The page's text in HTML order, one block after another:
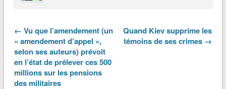
← Vu que l’amendement (un
« amendement d’appel »,
selon ses auteurs) prévoit
en l’état de prélever ces 500
millions sur les pensions
des militaires
Quand Kiev supprime les
témoins de ses crimes →